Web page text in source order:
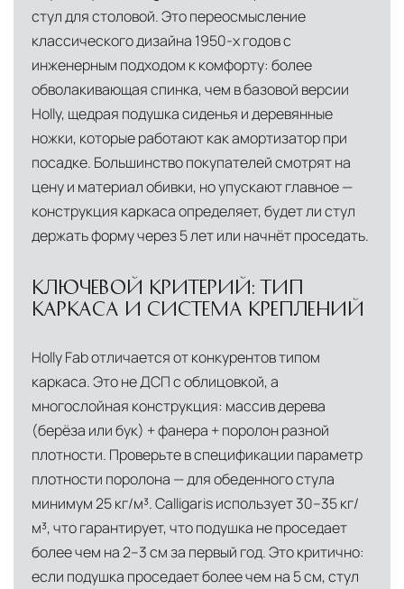
Глобальная сеть распределительных
центров
Помимо Москвы, мы располагаем
логистическими узлами в ключевых
международных хабах:
Дубай, ОАЭ— региональный центр для
Ближнего Востока и Азии
Кипр— распределительная база для
Средиземноморского региона
Лондон, Великобритания—
логистический хаб для европейского рынка
североамериканского сегмента
Другие страны Европы— расширенная
сеть партнёрских складов
Условия доставки по Москве и Московской
области
Для клиентов Москвы и МО предусмотрены
следующие услуги:
Доставка до адреса— транспортировка
стул для столовой. Это переосмысление
классического дизайна 1950-х годов с
инженерным подходом к комфорту: более
обволакивающая спинка, чем в базовой версии
Holly, щедрая подушка сиденья и деревянные
ножки, которые работают как амортизатор при
посадке. Большинство покупателей смотрят на
цену и материал обивки, но упускают главное —
конструкция каркаса определяет, будет ли стул
держать форму через 5 лет или начнёт проседать.
КЛЮЧЕВОЙ КРИТЕРИЙ: ТИП
КАРКАСА И СИСТЕМА КРЕПЛЕНИЙ
Holly Fab отличается от конкурентов типом
каркаса. Это не ДСП с облицовкой, а
многослойная конструкция: массив дерева
(берёза или бук) + фанера + поролон разной
плотности. Проверьте в спецификации параметр
плотности поролона — для обеденного стула
минимум 25 кг/м³. Calligaris использует 30–35 кг/
м³, что гарантирует, что подушка не проседает
более чем на 2–3 см за первый год. Это критично:
если подушка проседает более чем на 5 см, стул